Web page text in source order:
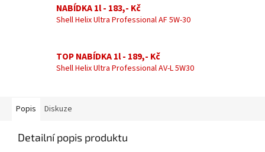
NABÍDKA 1l - 183,- Kč
Shell Helix Ultra Professional AF 5W-30
TOP NABÍDKA 1l - 189,- Kč
Shell Helix Ultra Professional AV-L 5W30
Popis Diskuze
Detailní popis produktu